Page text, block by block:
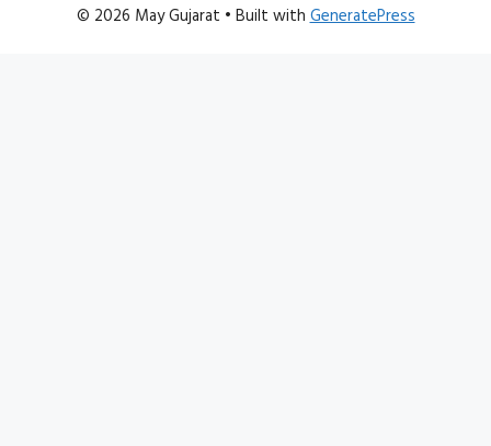
© 2026 May Gujarat • Built with GeneratePress